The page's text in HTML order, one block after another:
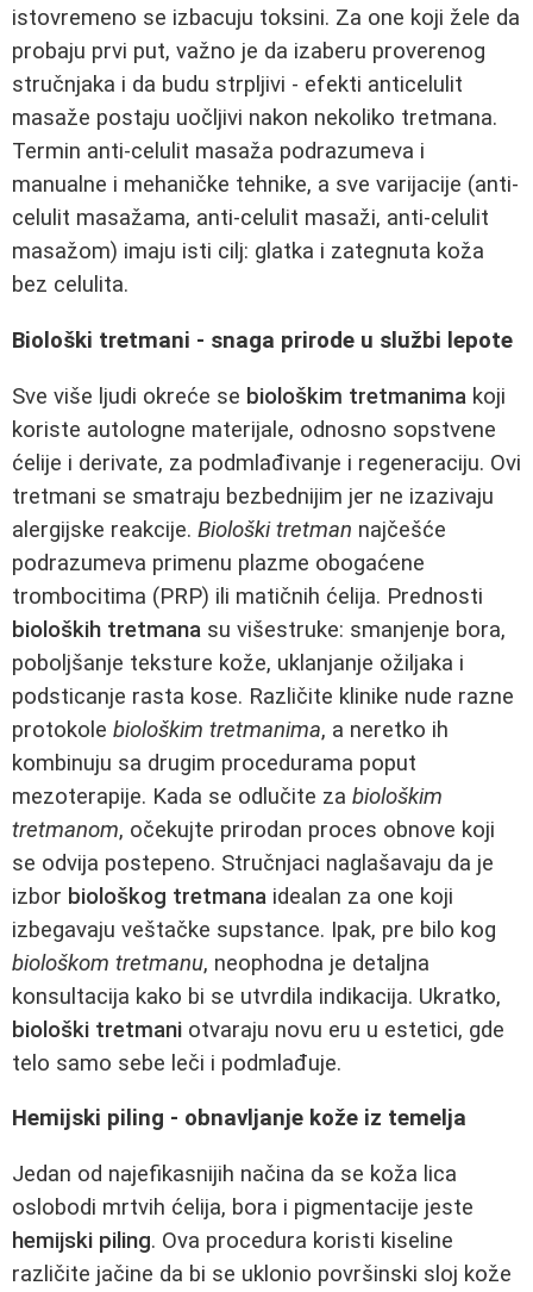
istovremeno se izbacuju toksini. Za one koji žele da
probaju prvi put, važno je da izaberu proverenog
stručnjaka i da budu strpljivi - efekti anticelulit
masaže postaju uočljivi nakon nekoliko tretmana.
Termin anti-celulit masaža podrazumeva i
manualne i mehaničke tehnike, a sve varijacije (anti-
celulit masažama, anti-celulit masaži, anti-celulit
masažom) imaju isti cilj: glatka i zategnuta koža
bez celulita.
Biološki tretmani - snaga prirode u službi lepote
Sve više ljudi okreće se biološkim tretmanima koji
koriste autologne materijale, odnosno sopstvene
ćelije i derivate, za podmlađivanje i regeneraciju. Ovi
tretmani se smatraju bezbednijim jer ne izazivaju
alergijske reakcije. Biološki tretman najčešće
podrazumeva primenu plazme obogaćene
trombocitima (PRP) ili matičnih ćelija. Prednosti
bioloških tretmana su višestruke: smanjenje bora,
poboljšanje teksture kože, uklanjanje ožiljaka i
podsticanje rasta kose. Različite klinike nude razne
protokole biološkim tretmanima, a neretko ih
kombinuju sa drugim procedurama poput
mezoterapije. Kada se odlučite za biološkim
tretmanom, očekujte prirodan proces obnove koji
se odvija postepeno. Stručnjaci naglašavaju da je
izbor biološkog tretmana idealan za one koji
izbegavaju veštačke supstance. Ipak, pre bilo kog
biološkom tretmanu, neophodna je detaljna
konsultacija kako bi se utvrdila indikacija. Ukratko,
biološki tretmani otvaraju novu eru u estetici, gde
telo samo sebe leči i podmlađuje.
Hemijski piling - obnavljanje kože iz temelja
Jedan od najefikasnijih načina da se koža lica
oslobodi mrtvih ćelija, bora i pigmentacije jeste
hemijski piling. Ova procedura koristi kiseline
različite jačine da bi se uklonio površinski sloj kože